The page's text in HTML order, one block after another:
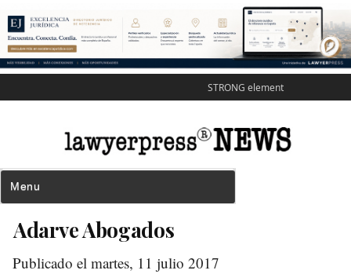
STRONG element
Adarve Abogados
Publicado el martes, 11 julio 2017